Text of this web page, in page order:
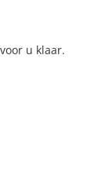
u klaar.